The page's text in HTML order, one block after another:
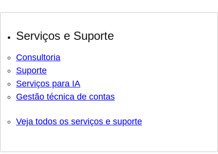
Serviços e Suporte
Consultoria
Suporte
Serviços para IA
Gestão técnica de contas
Veja todos os serviços e suporte